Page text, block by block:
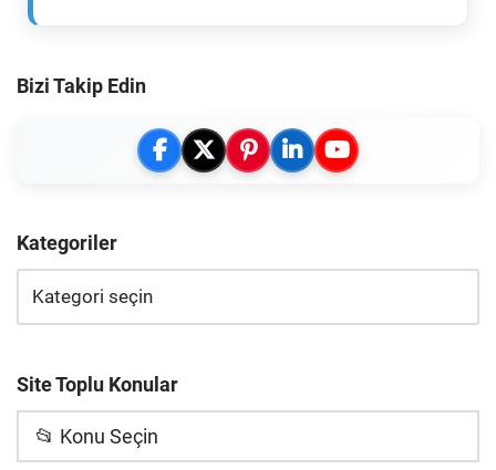
Bizi Takip Edin
Kategoriler
Site Toplu Konular
📂 Konu Seçin